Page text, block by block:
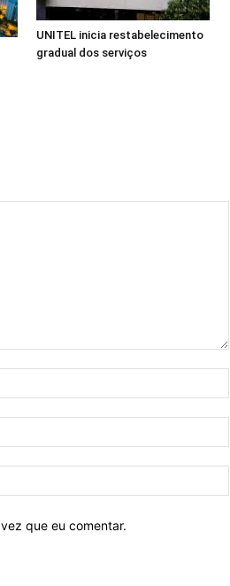
UNITEL inicia restabelecimento
gradual dos serviços
que eu comentar.